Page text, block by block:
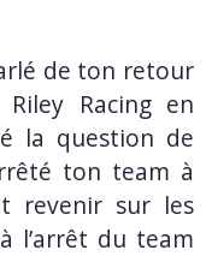
de ton retour
Racing en
la question de
ton team à
revenir sur les
l’arrêt du team